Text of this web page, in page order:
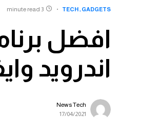
GADGETS
TECH
3 minute read
اندرويد
News Tech
17/04/2021